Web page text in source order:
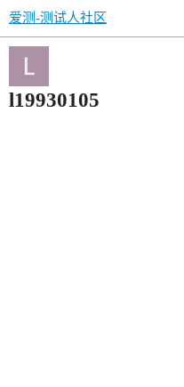
爱测-测试人社区
l19930105